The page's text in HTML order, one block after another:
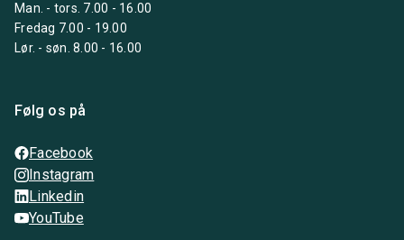
Man. - tors. 7.00 - 16.00
Fredag 7.00 - 19.00
Lør. - søn. 8.00 - 16.00
Følg os på
Facebook
Instagram
Linkedin
YouTube